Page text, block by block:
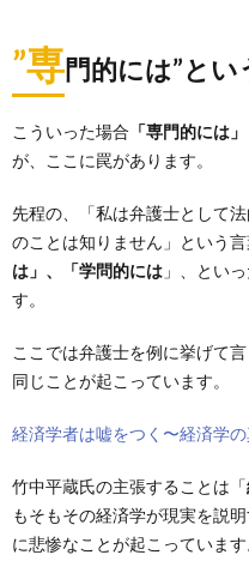
”専門的には”と
こういった場合 「専門的には」
が、ここに罠があります。
先程の、「私は弁護士として
のことは知りません」という
は」、「学問的には 」、とい
す。
ここでは弁護士を例に挙げて
同じことが起こっています。
経済学者は嘘をつく〜経済学
竹中平蔵氏の主張することは「
もそもその経済学が現実を説
に悲惨なことが起こっています